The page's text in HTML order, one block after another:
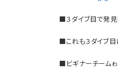
■３ダイブ目で発
■これも３ダイブ
■ビギナーチーム